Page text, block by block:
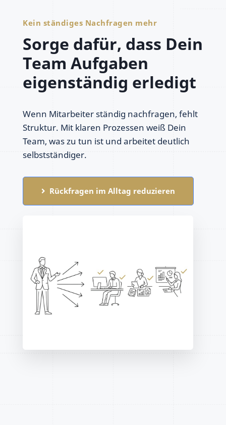
Kein ständiges Nachfragen mehr
Sorge dafür, dass Dein
Team Aufgaben
eigenständig erledigt
Wenn Mitarbeiter ständig nachfragen, fehlt
Struktur. Mit klaren Prozessen weiß Dein
Team, was zu tun ist und arbeitet deutlich
selbstständiger.
Rückfragen im Alltag reduzieren